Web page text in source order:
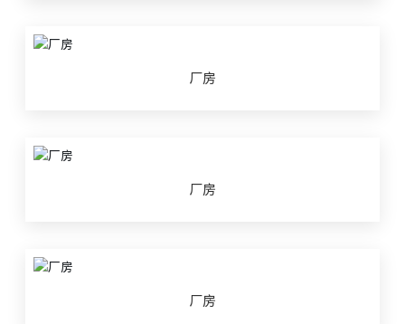
厂房
厂房
厂房